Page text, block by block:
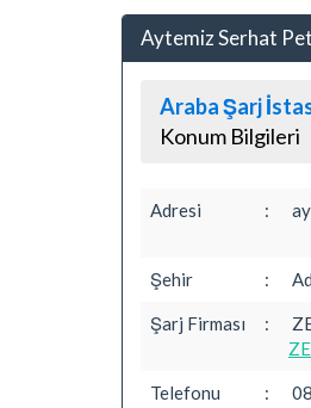
Aytemiz Serhat
Araba Şarj
Konum Bilgileri
Adresi :
Şehir :
Şarj Firması :
Telefonu :